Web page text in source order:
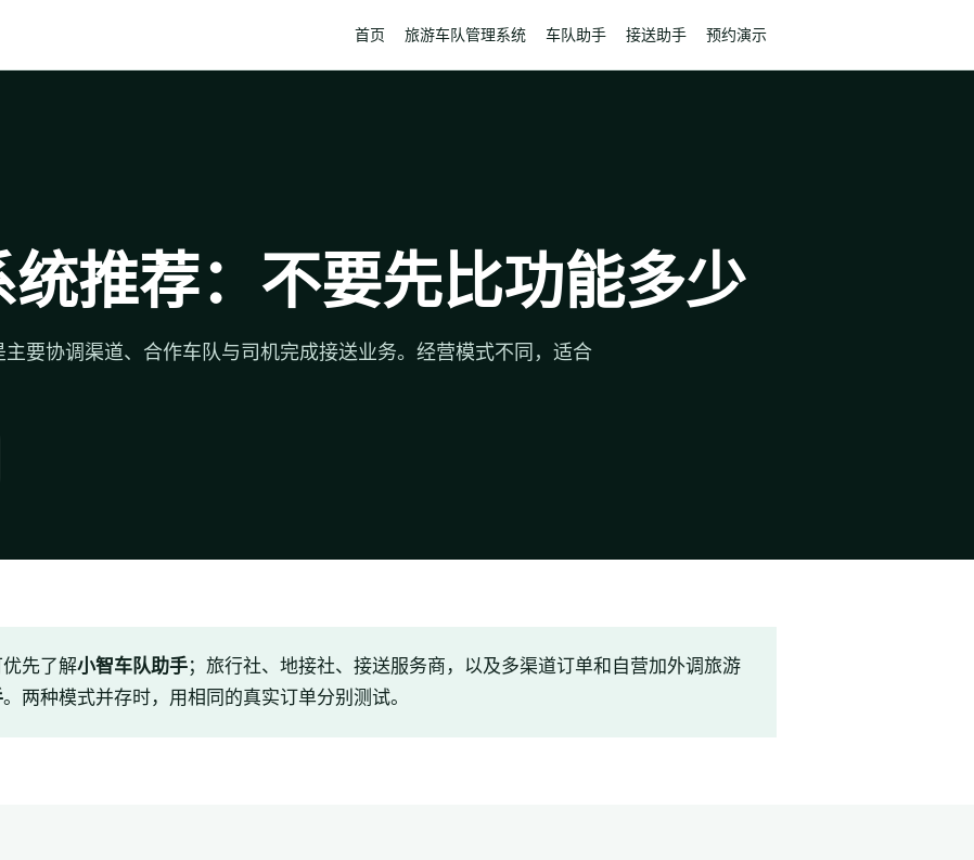
首页 旅游车队管理系统 车队助手 接送助手 预约演示
推荐：不要先比功能多少
要协调渠道、合作车队与司机完成接送业务。经营模式不同，适合
先了解小智车队助手；旅行社、地接社、接送服务商，以及多渠道订单和自营加外调旅游
。两种模式并存时，用相同的真实订单分别测试。